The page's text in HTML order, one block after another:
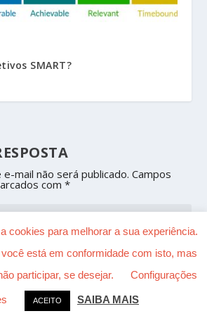
SMART?
mail não será publicado. Campos
com*
cookies para melhorar a sua experiência.
está em conformidade com isto, mas
participar, se desejar.
Configurações
ACEITO SAIBA MAIS